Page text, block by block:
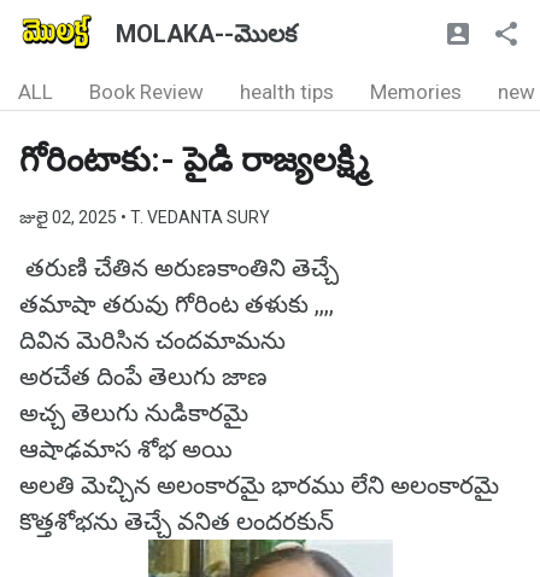
MOLAKA--మొలక
ALL Book Review health tips Memories new
గోరింటాకు:- పైడి రాజ్యలక్ష్మి
జులై 02, 2025 • T. VEDANTA SURY
తరుణి చేతిన అరుణకాంతిని తెచ్చే
తమాషా తరువు గోరింట తళుకు ,,,,
దివిన మెరిసిన చందమామను
అరచేత దింపే తెలుగు జాణ
అచ్చ తెలుగు నుడికారమై
ఆషాఢమాస శోభ అయి
అలతి మెచ్చిన అలంకారమై భారము లేని అలంకారమై
కొత్తశోభను తెచ్చే వనిత లందరకున్